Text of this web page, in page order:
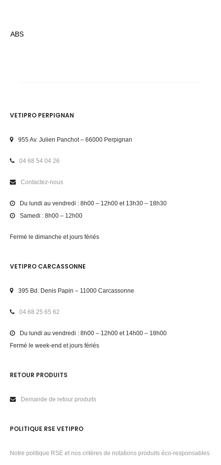
ABS
VETIPRO PERPIGNAN
955 Av. Julien Panchot – 66000 Perpignan
04 68 54 04 26
Contactez-nous
Du lundi au vendredi : 8h00 – 12h00 et 13h30 – 18h30
Samedi : 8h00 – 12h00
Fermé le dimanche et jours fériés
VETIPRO CARCASSONNE
395 Bd. Denis Papin – 11000 Carcassonne
04 68 25 65 62
Du lundi au vendredi : 8h00 – 12h00 et 14h00 – 18h00
Fermé le week-end et jours fériés
RETOUR PRODUITS
Demande de retour produits
POLITIQUE RSE VETIPRO
Notre politique RSE et nos critères de notations produits éco-responsables